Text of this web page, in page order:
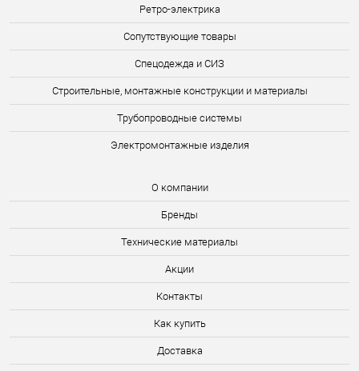
Ретро-электрика
Сопутствующие товары
Спецодежда и СИЗ
Строительные, монтажные конструкции и материалы
Трубопроводные системы
Электромонтажные изделия
О компании
Бренды
Технические материалы
Акции
Контакты
Как купить
Доставка